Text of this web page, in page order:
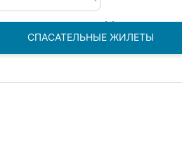
СПАСАТЕЛЬНЫЕ ЖИЛЕТЫ